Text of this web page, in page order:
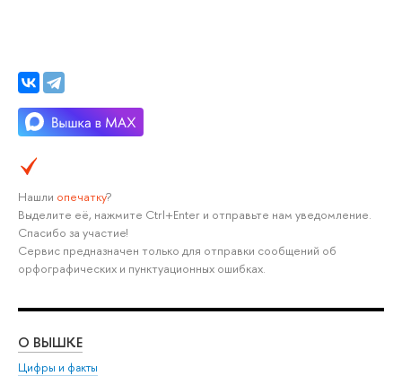
Нашли опечатку?
Выделите её, нажмите Ctrl+Enter и отправьте нам уведомление.
Спасибо за участие!
Сервис предназначен только для отправки сообщений об
орфографических и пунктуационных ошибках.
О ВЫШКЕ
Цифры и факты